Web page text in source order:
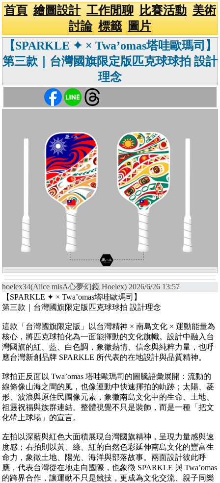
首頁 繪圖設計 工作閒聊 比賽活動 美術
討論 標籤
圖片
【SPARKLE ✦ × Twa’omas塔哇歐瑪司】
第三款｜台灣國旗限定版匹克球球拍 設計
理念
hoelex34(Alice misA心夢幻鏡 Hoelex) 2026/6/26 13:57
【SPARKLE ✦ × Twa’omas塔哇歐瑪司】
第三款｜台灣國旗限定版匹克球球拍 設計理念
這款「台灣國旗限定版」以台灣精神 × 南島文化 × 運動能量為
核心，將匹克球拍化為一面能揮動的文化旗幟。設計中融入台
灣國旗的紅、藍、白色調，象徵熱情、信念與純粹力量，也呼
應台灣新創品牌 SPARKLE 所代表的在地設計與品質精神。
球拍正反面以 Twa’omas 塔哇歐瑪司的圖騰語彙展開：流動的
線條像山海之間的風，也像運動中快速揮拍的軌跡；太陽、菱
形、波浪與原住民圖像元素，象徵南島文化中的生命、土地、
祖靈祝福與族群連結。整體視覺不只是裝飾，而是一種「把文
化帶上球場」的宣言。
左拍以深藍與紅色大面積展現台灣國旗精神，呈現力量感與速
度感；右拍則以黃、綠、紅的自然色彩延伸南島文化的豐富生
命力，象徵土地、陽光、海洋與部落故事。兩面設計彼此呼
應，代表台灣從在地走向國際，也象徵 SPARKLE 與 Twa’omas
的跨界合作，讓運動不只是競技，更成為文化交流、親子同樂